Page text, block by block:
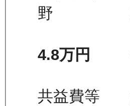
野
4.8万円
共益費等